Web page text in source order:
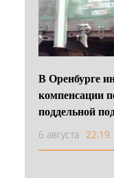
В Оренбурге
компенсации
поддельной
6 августа 22:19